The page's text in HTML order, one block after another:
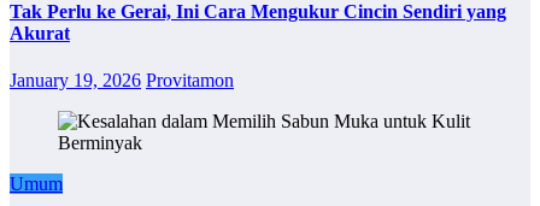
Tak Perlu ke Gerai, Ini Cara Mengukur Cincin Sendiri yang
Akurat
January 19, 2026 Provitamon
Umum